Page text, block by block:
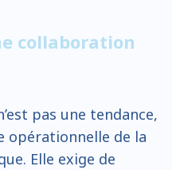
collaboration
pas une tendance,
opérationnelle de la
Elle exige de